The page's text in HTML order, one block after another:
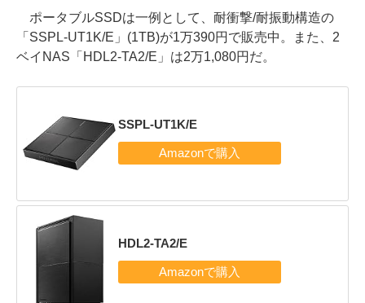
ポータブルSSDは一例として、耐衝撃/耐振動構造の
「SSPL-UT1K/E」(1TB)が1万390円で販売中。また、2
ベイNAS「HDL2-TA2/E」は2万1,080円だ。
SSPL-UT1K/E
HDL2-TA2/E